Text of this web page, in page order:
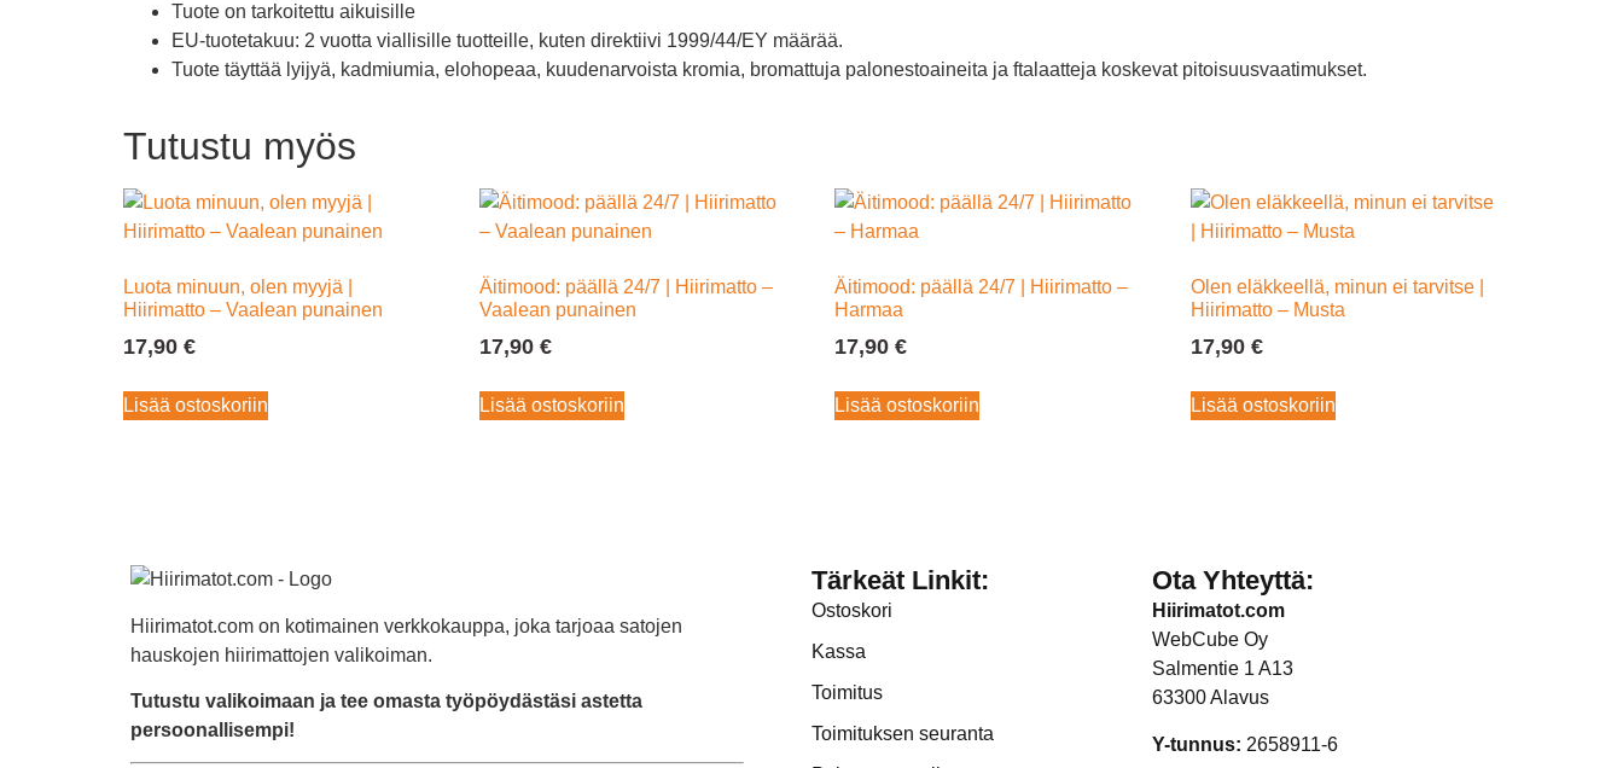
Tuote on tarkoitettu aikuisille
EU-tuotetakuu: 2 vuotta viallisille tuotteille, kuten direktiivi 1999/44/EY määrää.
Tuote täyttää lyijyä, kadmiumia, elohopeaa, kuudenarvoista kromia, bromattuja palonestoaineita ja ftalaatteja koskevat pitoisuusvaatimukset.
Tutustu myös
Luota minuun, olen myyjä |
Hiirimatto – Vaalean punainen
17,90 €
Lisää ostoskoriin
Äitimood: päällä 24/7 | Hiirimatto –
Vaalean punainen
17,90 €
Lisää ostoskoriin
Äitimood: päällä 24/7 | Hiirimatto –
Harmaa
17,90€
Lisää ostoskoriin
Olen eläkkeellä, minun ei tarvitse |
Hiirimatto – Musta
17,90€
Lisää ostoskoriin
Hiirimatot.com on kotimainen verkkokauppa, joka tarjoaa satojen
hauskojen hiirimattojen valikoiman.
Tutustu valikoimaan ja tee omasta työpöydästäsi astetta
persoonallisempi!
Tärkeät Linkit:
Ostoskori
Kassa
Toimitus
Toimituksen seuranta
Ota Yhteyttä:
Hiirimatot.com
WebCube Oy
Salmentie 1 A13
63300 Alavus
Y-tunnus: 2658911-6